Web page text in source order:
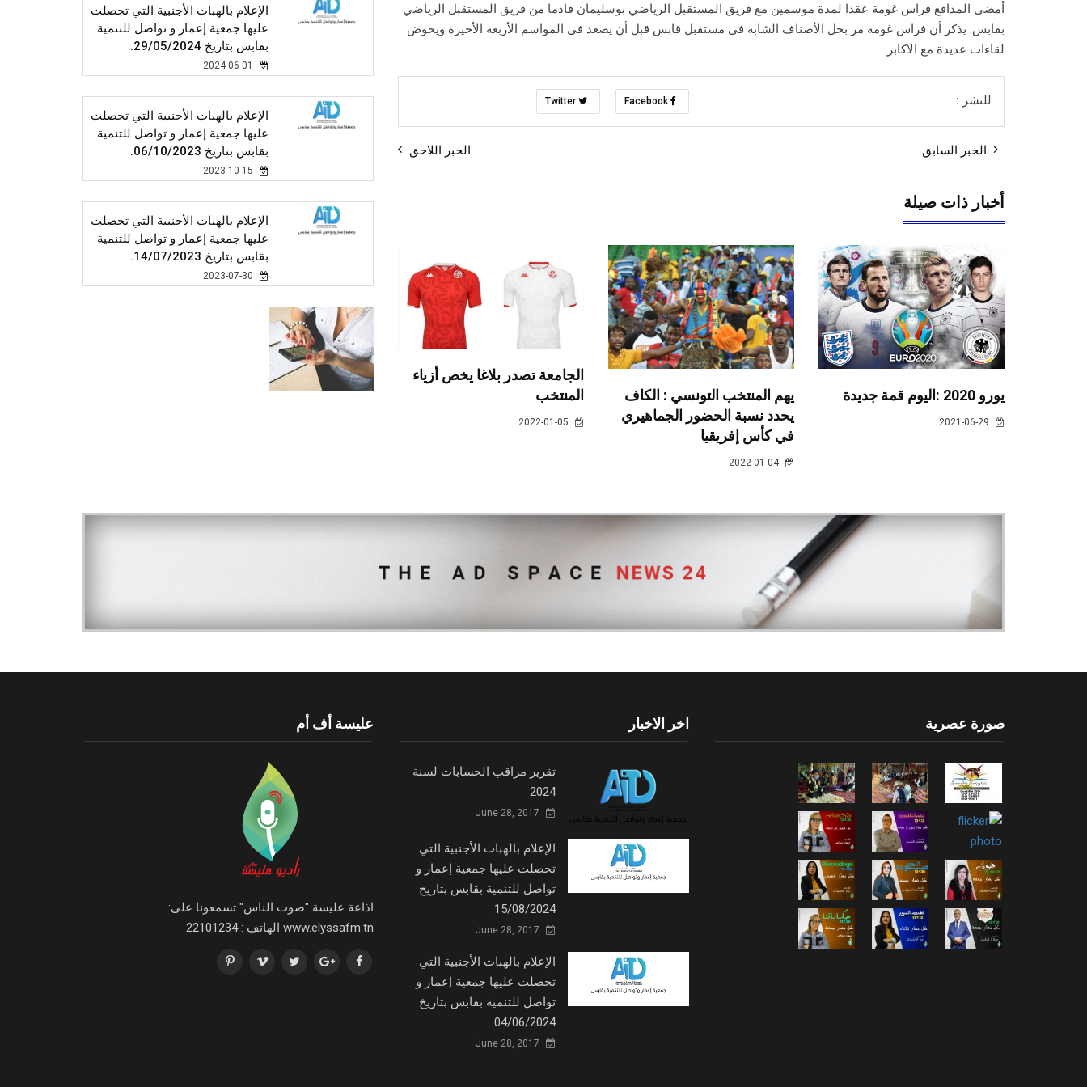
أمضى المدافع فراس غومة عقدا لمدة موسمين مع فريق المستقبل الرياضي بوسليمان قادما من فريق المستقبل الرياضي
بقابس. يذكر أن فراس غومة مر بجل الأصناف الشابة في مستقبل قابس قبل أن يصعد في المواسم الأربعة الأخيرة ويخوض
لقاءات عديدة مع الاكابر.
للنشر :
الخبر السابق الخبر اللاحق
أخبار ذات صيلة
الجامعة تصدر بلاغا يخص أزياء
المنتخب
يهم المنتخب التونسي : الكاف
يحدد نسبة الحضور الجماهيري
في كأس إفريقيا
2022-01-04
يورو 2020 :اليوم قمة جديدة
الإعلام بالهبات الأجنبية التي تحصلت
عليها جمعية إعمار و تواصل للتنمية
بقابس بتاريخ 29/05/2024.
الإعلام بالهبات الأجنبية التي تحصلت
عليها جمعية إعمار و تواصل للتنمية
بقابس بتاريخ 06/10/2023.
الإعلام بالهبات الأجنبية التي تحصلت
عليها جمعية إعمار و تواصل للتنمية
بقابس بتاريخ 14/07/2023.
عليسة أف أم
اذاعة عليسة "صوت الناس" تسمعونا على:
www.elyssafm.tn الهاتف : 22101234
اخر الاخبار
تقرير مراقب الحسابات لسنة
2024
الإعلام بالهبات الأجنبية التي
تحصلت عليها جمعية إعمار و
تواصل للتنمية بقابس بتاريخ
15/08/2024.
الإعلام بالهبات الأجنبية التي
تحصلت عليها جمعية إعمار و
تواصل للتنمية بقابس بتاريخ
04/06/2024.
صورة عصرية